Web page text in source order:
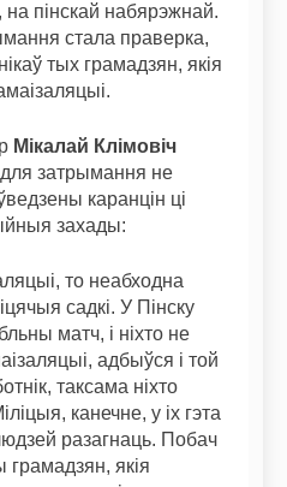
на пінскай набярэжнай.
стала праверка,
тых грамадзян, якія
Мікалай Клімовіч
затрымання не
каранцін ці
захады:
то неабходна
садкі. У Пінску
матч, і ніхто не
адбыўся і той
таксама ніхто
канечне, у іх гэта
разагнаць. Побач
якія